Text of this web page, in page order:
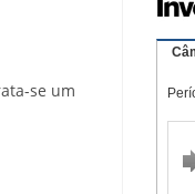
se um